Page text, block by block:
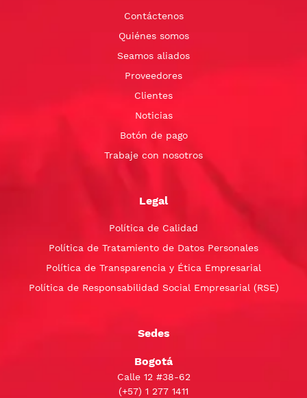
Contáctenos
Quiénes somos
Seamos aliados
Proveedores
Clientes
Noticias
Botón de pago
Trabaje con nosotros
Legal
Política de Calidad
Política de Tratamiento de Datos Personales
Política de Transparencia y Ética Empresarial
Política de Responsabilidad Social Empresarial (RSE)
Sedes
Bogotá
Calle 12 #38-62
(+57) 1 277 1411